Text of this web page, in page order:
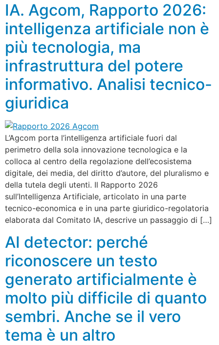
IA. Agcom, Rapporto 2026:
intelligenza artificiale non è
più tecnologia, ma
infrastruttura del potere
informativo. Analisi tecnico-
giuridica
L’Agcom porta l’intelligenza artificiale fuori dal
perimetro della sola innovazione tecnologica e la
colloca al centro della regolazione dell’ecosistema
digitale, dei media, del diritto d’autore, del pluralismo e
della tutela degli utenti. Il Rapporto 2026
sull’Intelligenza Artificiale, articolato in una parte
tecnico-economica e in una parte giuridico-regolatoria
elaborata dal Comitato IA, descrive un passaggio di […]
AI detector: perché
riconoscere un testo
generato artificialmente è
molto più difficile di quanto
sembri. Anche se il vero
tema è un altro